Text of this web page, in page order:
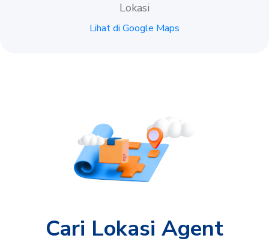
Lokasi
Lihat di Google Maps
Cari Lokasi Agent